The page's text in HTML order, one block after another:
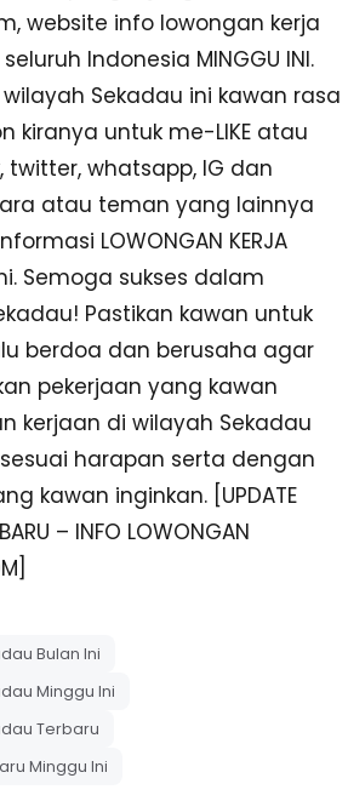
website info lowongan kerja
Indonesia MINGGU INI.
Sekadau ini kawan rasa
kiranya untuk me-LIKE atau
twitter, whatsapp, IG dan
atau teman yang lainnya
LOWONGAN KERJA
ini. Semoga sukses dalam
Pastikan kawan untuk
berdoa dan berusaha agar
pekerjaan yang kawan
kerjaan di wilayah Sekadau
harapan serta dengan
kawan inginkan. [UPDATE
– INFO LOWONGAN
Bulan Ini
Minggu Ini
Terbaru
Minggu Ini